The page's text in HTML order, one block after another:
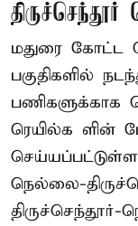
மதுரை கோட்ட
பகுதிகளில்
பணிகளுக்காக
ரெயில்க ளின்
நெல்லை-